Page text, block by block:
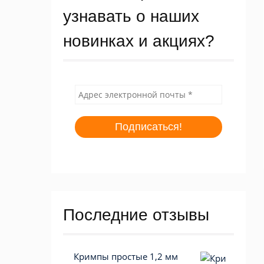
узнавать о наших
новинках и акциях?
Последние отзывы
Кримпы простые 1,2 мм